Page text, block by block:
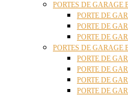
PORTES DE GARAGE
PORTE DE
PORTE DE
PORTE DE
PORTES DE GARAGE
PORTE DE
PORTE DE
PORTE DE
PORTE DE